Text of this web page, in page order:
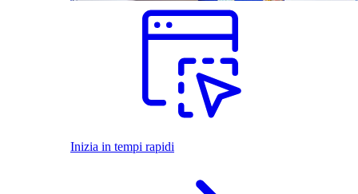
Inizia in tempi rapidi